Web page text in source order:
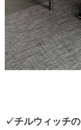
チルウィッチ